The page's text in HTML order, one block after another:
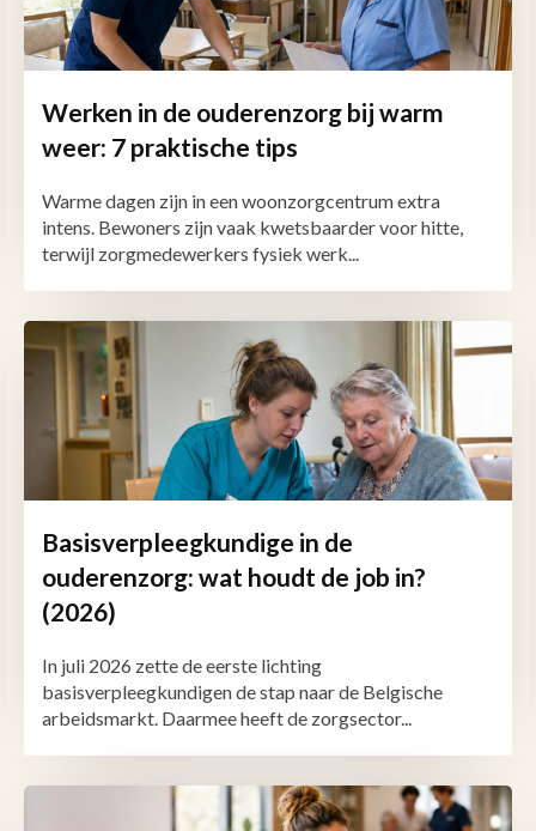
Werken in de ouderenzorg bij warm
weer: 7 praktische tips
Warme dagen zijn in een woonzorgcentrum extra
intens. Bewoners zijn vaak kwetsbaarder voor hitte,
terwijl zorgmedewerkers fysiek werk...
Basisverpleegkundige in de
ouderenzorg: wat houdt de job in?
(2026)
In juli 2026 zette de eerste lichting
basisverpleegkundigen de stap naar de Belgische
arbeidsmarkt. Daarmee heeft de zorgsector...